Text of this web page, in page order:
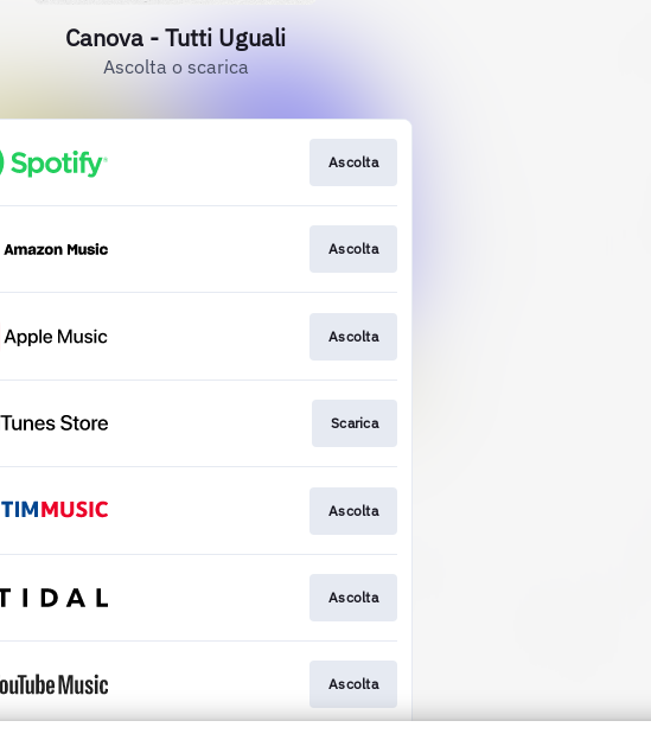
Canova - Tutti Uguali
Ascolta o scarica
Ascolta
Ascolta
Ascolta
Scarica
Ascolta
Ascolta
Ascolta